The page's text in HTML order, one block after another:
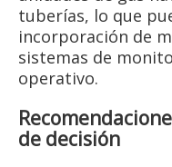
tuberías, lo que
incorporación de
sistemas de
operativo.
de decisión